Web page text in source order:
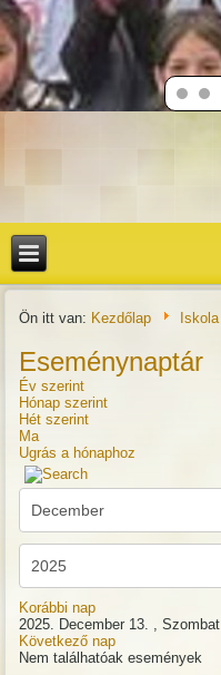
Ön itt van: Kezdőlap Iskola
Eseménynaptár
Év szerint
Hónap szerint
Hét szerint
Ma
Ugrás a hónaphoz
Korábbi nap
2025. December 13. , Szombat
Következő nap
Nem találhatóak események